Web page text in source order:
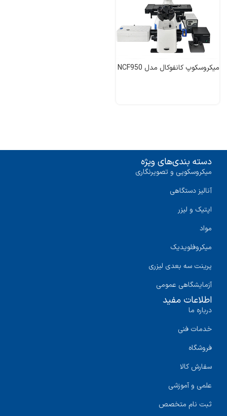
میکروسکوپ کانفوکال مدل NCF950
دسته بندی‌های ویژه
میکروسکوپی و تصویرنگاری
آنالیز دستگاهی
اپتیک و لیزر
مواد
میکروفلویدیک
پرینت سه‌ بعدی لیزری
آزمایشگاهی عمومی
اطلاعات مفید
درباره ما
خدمات فنی
فروشگاه
سفارش کالا
علمی و آموزشی
ثبت نام متخصص